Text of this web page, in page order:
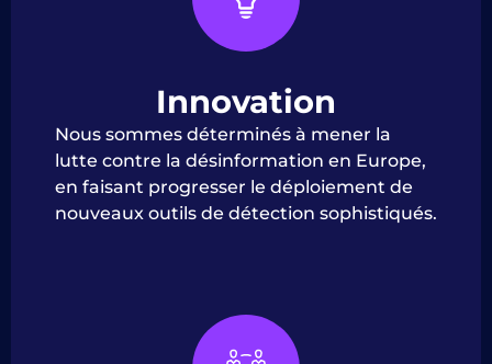
Innovation
Nous sommes déterminés à mener la
lutte contre la désinformation en Europe,
en faisant progresser le déploiement de
nouveaux outils de détection sophistiqués.